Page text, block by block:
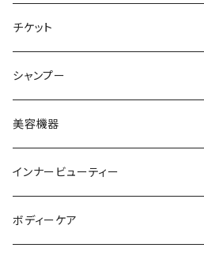
チケット
シャンプー
美容機器
インナービューティー
ボディーケア